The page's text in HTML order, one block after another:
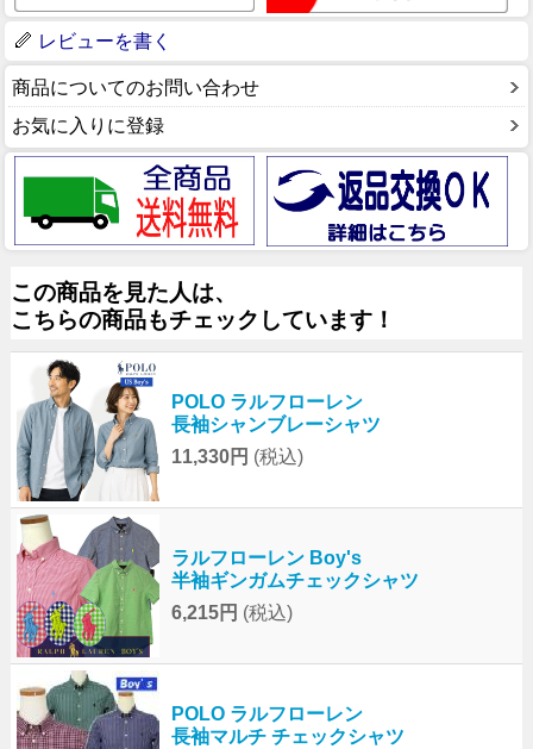
レビューを書く
商品についてのお問い合わせ
お気に入りに登録
この商品を見た人は、
こちらの商品もチェックしています！
POLO ラルフローレン
長袖シャンブレーシャツ
11,330円 (税込)
ラルフローレン Boy's
半袖ギンガムチェックシャツ
6,215円 (税込)
POLO ラルフローレン
長袖マルチ チェックシャツ